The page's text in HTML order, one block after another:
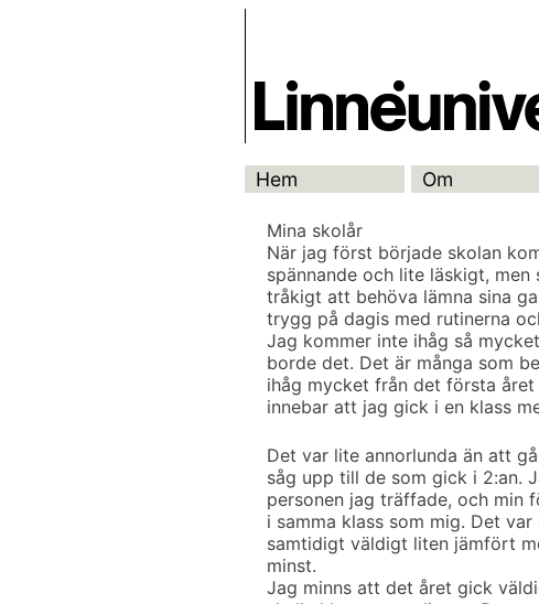
Hem Om
Mina skolår
När jag först började skolan
spännande och lite läskigt,
tråkigt att behöva lämna sina
trygg på dagis med rutinerna
Jag kommer inte ihåg så
borde det. Det är många som
ihåg mycket från det första
innebar att jag gick i en klass
Det var lite annorlunda än att
såg upp till de som gick i 2:an.
personen jag träffade, och min
i samma klass som mig. Det
samtidigt väldigt liten jämfört
minst.
Jag minns att det året gick